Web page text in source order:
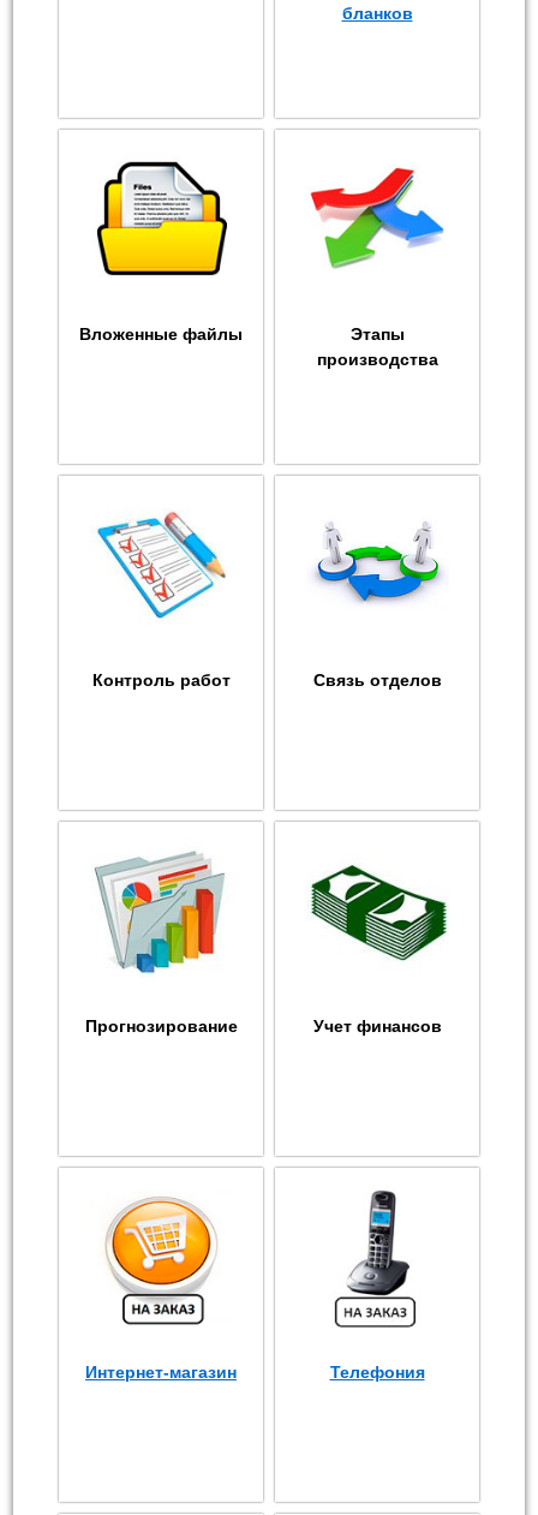
бланков
Вложенные файлы
Этапы
производства
Контроль работ Связь отделов
Прогнозирование Учет финансов
Интернет-магазин Телефония